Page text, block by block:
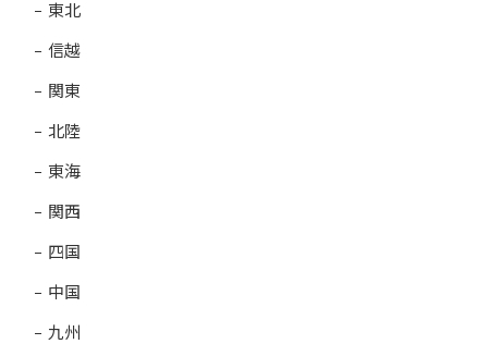
東北
信越
関東
北陸
東海
関西
四国
中国
九州